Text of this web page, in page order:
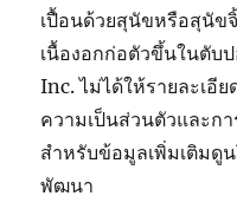
เปื้อนด้วยสุนัขหรือสุนัข
เนื้องอกก่อตัวขึ้นในตับ
Inc. ไม่ได้ให้รายละเอี
ความเป็นส่วนตัวและก
สำหรับข้อมูลเพิ่มเติมดู
พัฒนา